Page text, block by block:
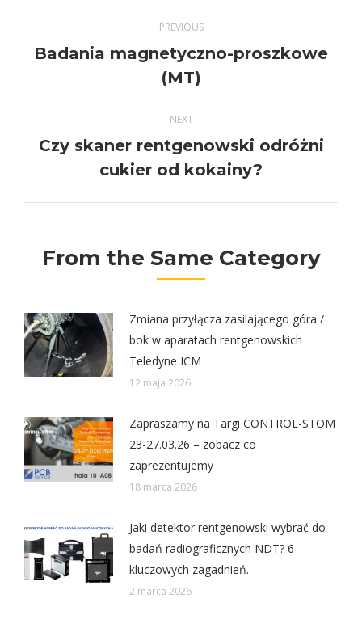
navigation
PREVIOUS
Previous
post:
Badania magnetyczno-proszkowe
(MT)
NEXT
Next
post:
Czy skaner rentgenowski odróżni
cukier od kokainy?
From the Same Category
Zmiana przyłącza zasilającego góra /
bok w aparatach rentgenowskich
Teledyne ICM
12 maja 2026
Zapraszamy na Targi CONTROL-STOM
23-27.03.26 – zobacz co
zaprezentujemy
18 marca 2026
Jaki detektor rentgenowski wybrać do
badań radiograficznych NDT? 6
kluczowych zagadnień.
2 marca 2026